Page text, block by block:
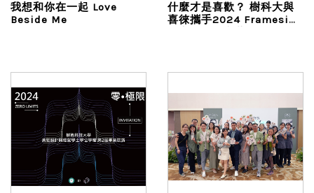
我想和你在一起 Love
Beside Me
什麼才是喜歡？ 樹科大與
喜徠攜手2024 Framesi短